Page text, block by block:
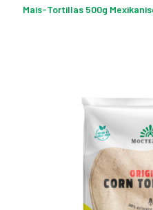
Mais-Tortillas 500g